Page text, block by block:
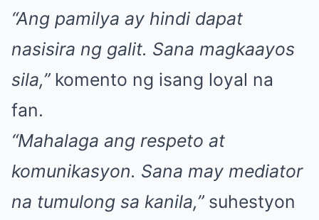
“Ang pamilya ay hindi dapat
nasisira ng galit. Sana magkaayos
sila,”komento ng isang loyal na
fan.
“Mahalaga ang respeto at
komunikasyon. Sana may mediator
na tumulong sa kanila,”suhestyon